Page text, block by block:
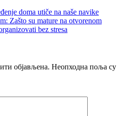
doma utiče na naše navike
Zašto su mature na otvorenom
bez stresa
објављена. Неопходна поља су